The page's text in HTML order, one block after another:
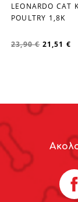
favorite_border
LEONARDO CAT
POULTRY 1,8Κ
23,90 € 21,51 €